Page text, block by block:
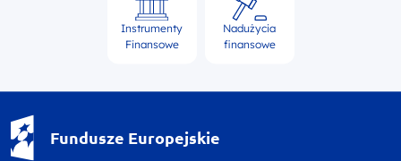
Instrumenty
Finansowe
Nadużycia
finansowe
Fundusze Europejskie